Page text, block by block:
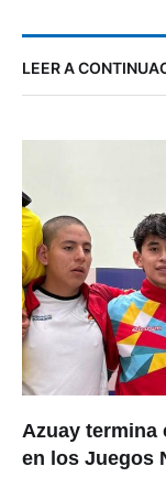
LEER A
Azuay termina
en los Juegos